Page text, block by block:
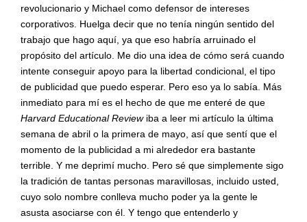
revolucionario y Michael como defensor de intereses
corporativos. Huelga decir que no tenía ningún sentido del
trabajo que hago aquí, ya que eso habría arruinado el
propósito del artículo. Me dio una idea de cómo será cuando
intente conseguir apoyo para la libertad condicional, el tipo
de publicidad que puedo esperar. Pero eso ya lo sabía. Más
inmediato para mí es el hecho de que me enteré de que
Harvard Educational Reviewiba a leer mi artículo la última
semana de abril o la primera de mayo, así que sentí que el
momento de la publicidad a mi alrededor era bastante
terrible. Y me deprimí mucho. Pero sé que simplemente sigo
la tradición de tantas personas maravillosas, incluido usted,
cuyo solo nombre conlleva mucho poder ya la gente le
asusta asociarse con él. Y tengo que entenderlo y